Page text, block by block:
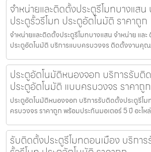
จำหน่ายและติดตั้งประตูรีโมทบางแส
ประตูรั้วรีโมท ประตูอัตโนมัติ ราคาถูก
จำหน่ายและติดตั้งประตูรีโมทบางแสน จำหน่าย แล
ประตูอัตโนมัติ บริการแบบครบวงจร ติดตั้งงานคุ
ประตูอัตโนมัติหนองจอก บริการรับติ
ประตูอัตโนมัติ แบบครบวงจร ราคาถูก
ประตูอัตโนมัติหนองจอก บริการรับติดตั้งประตูรีโ
ครบวงจร ราคาถูก พร้อมประกันมอเตอร์ 5 ปี อะไห
รับติดตั้งประตูรีโมทดอนเมือง บริกา